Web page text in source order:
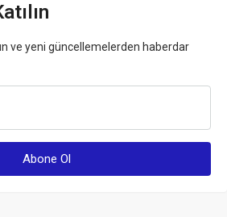
ve yeni güncellemelerden haberdar